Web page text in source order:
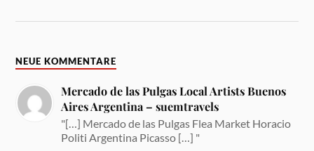
NEUE KOMMENTARE
Mercado de las Pulgas Local Artists Buenos
Aires Argentina – suemtravels
"[…] Mercado de las Pulgas Flea Market Horacio
Politi Argentina Picasso […] "